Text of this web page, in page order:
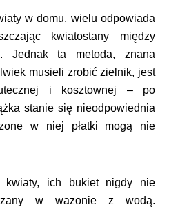
w domu, wielu odpowiada
kwiatostany między
Jednak ta metoda, znana
musieli zrobić zielnik, jest
i kosztownej – po
stanie się nieodpowiednia
w niej płatki mogą nie
kwiaty, ich bukiet nigdy nie
w wazonie z wodą.